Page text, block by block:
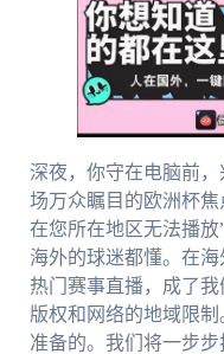
深夜，你守在电脑前
场万众瞩目的欧洲杯
在您所在地区无法播
海外的球迷都懂。在
热门赛事直播，成了
版权和网络的地域限
准备的。我们将一步